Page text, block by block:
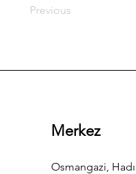
Previous
Merkez
Osmangazi,